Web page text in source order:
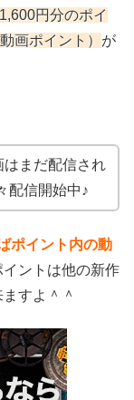
円分のポイ
画ポイント） が
まだ配信され
配信開始中♪
ポイント内の動
イントは他の新作
すよ＾＾